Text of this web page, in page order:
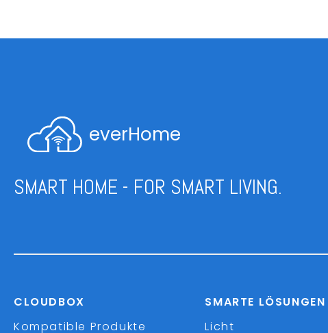
everHome
SMART HOME - FOR SMART LIVING.
CLOUDBOX
Kompatible Produkte
SMARTE LÖSUNGEN
Licht